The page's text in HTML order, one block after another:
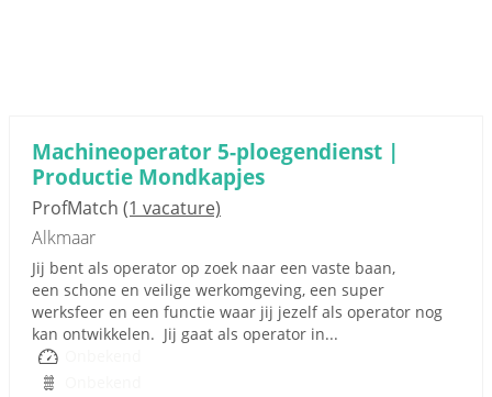
Machineoperator 5-ploegendienst |
Productie Mondkapjes
ProfMatch (1 vacature)
Alkmaar
Jij bent als operator op zoek naar een vaste baan,
een schone en veilige werkomgeving, een super
werksfeer en een functie waar jij jezelf als operator nog
kan ontwikkelen. Jij gaat als operator in...